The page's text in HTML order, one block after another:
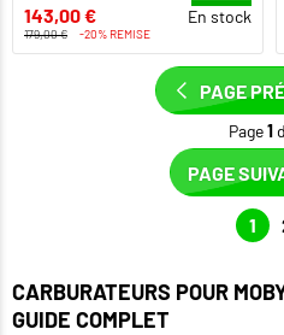
143,00 € En stock
179,00 € -20% REMISE
PAGE
Page 1
PAGE
1
CARBURATEURS POUR
GUIDE COMPLET